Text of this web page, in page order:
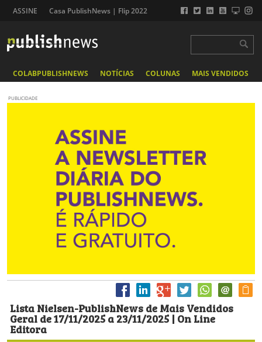
ASSINE Casa PublishNews | Flip 2022
COLABPUBLISHNEWS NOTÍCIAS COLUNAS MAIS VENDIDOS
PUBLICIDADE
Lista Nielsen-PublishNews de Mais Vendidos
Geral de 17/11/2025 a 23/11/2025 | On Line
Editora